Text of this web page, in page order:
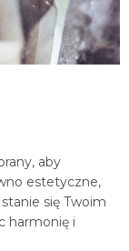
aby
estetyczne,
się Twoim
harmonię i